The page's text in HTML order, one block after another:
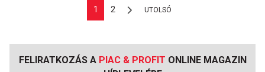
1 2 UTOLSÓ
FELIRATKOZÁS A PIAC & PROFIT ONLINE MAGAZIN